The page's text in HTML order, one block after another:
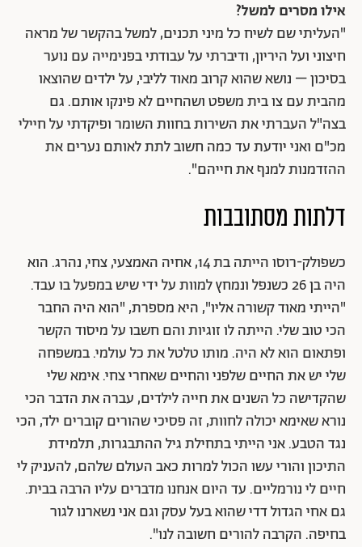
אילו מסרים למשל?
"העליתי שם לשיח כל מיני תכנים, למשל בהקשר של מראה
חיצוני ועל היריון, ודיברתי על עבודתי בפנימייה עם נוער
בסיכון – נושא שהוא קרוב מאוד לליבי, על ילדים שהוצאו
מהבית עם צו בית משפט ושהחיים לא פינקו אותם. גם
בצה"ל העברתי את השירות בחוות השומר ופיקדתי על חיילי
מכ"ם ואני יודעת עד כמה חשוב לתת לאותם נערים את
ההזדמנות למנף את חייהם".
דלתות מסתובבות
כשפולק-רוסו הייתה בת 14, אחיה האמצעי, צחי, נהרג. הוא
היה בן 26 כשנפל ונמחץ למוות על ידי שיש במפעל בו עבד.
"הייתי מאוד קשורה אליו", היא מספרת, "הוא היה החבר
הכי טוב שלי. הייתה לו זוגיות והם חשבו על מיסוד הקשר
ופתאום הוא לא היה. מותו טלטל את כל עולמי. במשפחה
שלי יש את החיים שלפני והחיים שאחרי צחי. אימא שלי
שהקדישה כל השנים את חייה לילדים, עברה את הדבר הכי
נורא שאימא יכולה לחוות, זה פסיכי שהורים קוברים ילד, הכי
נגד הטבע. אני הייתי בתחילת גיל ההתבגרות, תלמידת
התיכון והורי עשו הכול למרות כאב העולם שלהם, להעניק לי
חיים לי נורמליים. עד היום אנחנו מדברים עליו הרבה בבית.
גם אחי הגדול דדי שהוא בעל עסק וגם אני נשארנו לגור
בחיפה. הקרבה להורים חשובה לנו".